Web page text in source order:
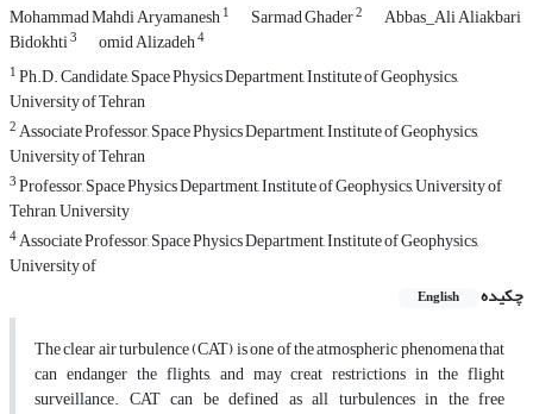
Mohammad Mahdi Aryamanesh1 Sarmad Ghader2 Abbas_Ali Aliakbari
Bidokhti3 omid Alizadeh4
1Ph.D. Candidate, Space Physics Department, Institute of Geophysics,
University of Tehran
2Associate Professor, Space Physics Department, Institute of Geophysics,
University of Tehran
3Professor, Space Physics Department, Institute of Geophysics, University of
Tehran, University
4Associate Professor, Space Physics Department, Institute of Geophysics,
University of
چکیده
English
The clear air turbulence (CAT) is one of the atmospheric phenomena that
can endanger the flights, and may creat restrictions in the flight
surveillance. CAT can be defined as all turbulences in the free